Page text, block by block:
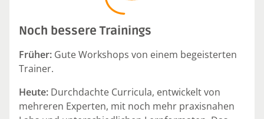
Noch bessere Trainings
Früher: Gute Workshops von einem begeisterten
Trainer.
Heute: Durchdachte Curricula, entwickelt von
mehreren Experten, mit noch mehr praxisnahen